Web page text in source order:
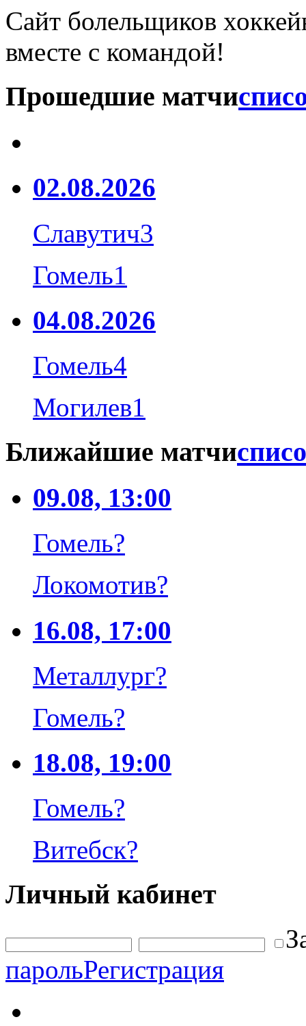
Сайт болельщиков
вместе с командой!
Прошедшие матчи
02.08.2026
Славутич3
Гомель1
04.08.2026
Гомель4
Могилев1
Ближайшие матчи
09.08, 13:00
Гомель?
Локомотив?
16.08, 17:00
Металлург?
Гомель?
18.08, 19:00
Гомель?
Витебск?
Личный кабинет
парольРегистрация